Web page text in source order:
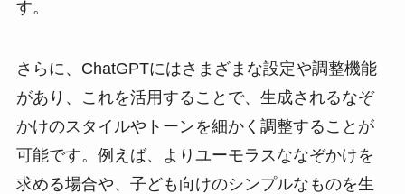
す。
さらに、ChatGPTにはさまざまな設定や調整機能
があり、これを活用することで、生成されるなぞ
かけのスタイルやトーンを細かく調整することが
可能です。例えば、よりユーモラスななぞかけを
求める場合や、子ども向けのシンプルなものを生